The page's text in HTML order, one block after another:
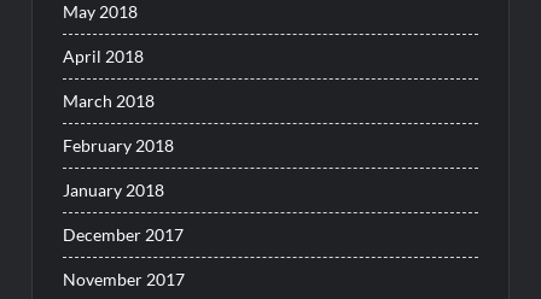
May 2018
April 2018
March 2018
February 2018
January 2018
December 2017
November 2017